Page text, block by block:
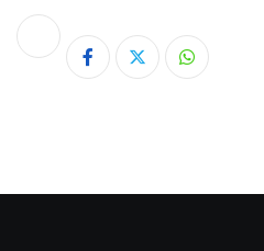
Whatsapp